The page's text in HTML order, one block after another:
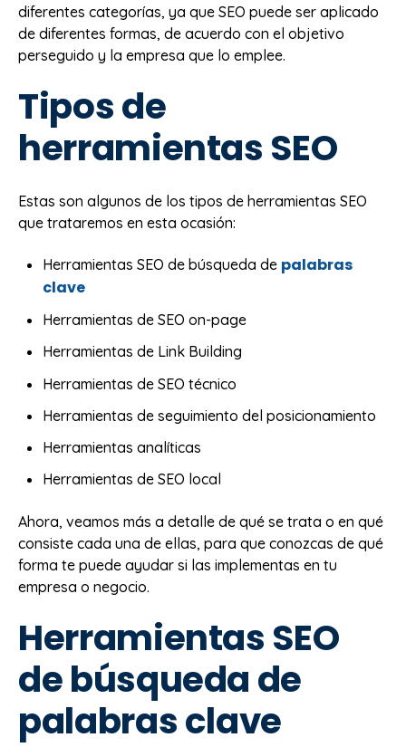
diferentes categorías, ya que SEO puede ser aplicado
de diferentes formas, de acuerdo con el objetivo
perseguido y la empresa que lo emplee.
Tipos de
herramientas SEO
Estas son algunos de los tipos de herramientas SEO
que trataremos en esta ocasión:
Herramientas SEO de búsqueda de palabras
clave
Herramientas de SEO on-page
Herramientas de Link Building
Herramientas de SEO técnico
Herramientas de seguimiento del posicionamiento
Herramientas analíticas
Herramientas de SEO local
Ahora, veamos más a detalle de qué se trata o en qué
consiste cada una de ellas, para que conozcas de qué
forma te puede ayudar si las implementas en tu
empresa o negocio.
Herramientas SEO
de búsqueda de
palabras clave